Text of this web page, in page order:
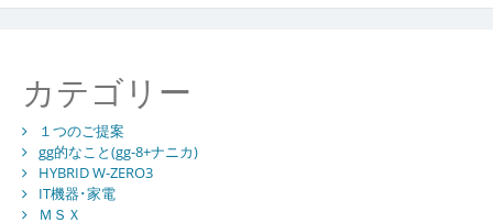
カテゴリー
１つのご提案
gg的なこと(gg-8+ナニカ)
HYBRID W-ZERO3
IT機器･家電
ＭＳＸ